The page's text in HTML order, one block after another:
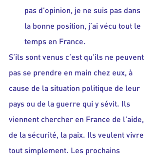
pas d’opinion, je ne suis pas dans
la bonne position, j’ai vécu tout le
temps en France.
S’ils sont venus c’est qu’ils ne peuvent
pas se prendre en main chez eux, à
cause de la situation politique de leur
pays ou de la guerre qui y sévit. Ils
viennent chercher en France de l’aide,
de la sécurité, la paix. Ils veulent vivre
tout simplement. Les prochains